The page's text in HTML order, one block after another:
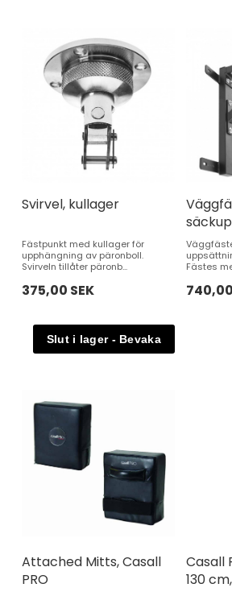
Svirvel, kullager
Fästpunkt med kullager för
upphängning av päronboll.
Svirveln tillåter päronb...
375,00 SEK
Fästes
Attached Mitts, Casall
PRO
Casall
130